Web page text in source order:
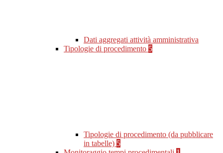
Dati aggregati attività amministrativa
Tipologie di procedimento 5
Tipologie di procedimento (da pubblicare
in tabelle) 5